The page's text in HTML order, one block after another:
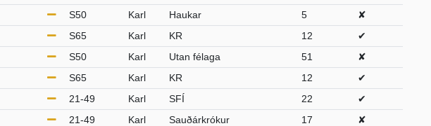
S50 Karl Haukar 5
✘
S65 Karl KR 12
✔
S50 Karl Utan félaga 51
✘
S65 Karl KR 12
✔
21-49 Karl SFÍ 22
✔
21-49 Karl Sauðárkrókur 17
✘